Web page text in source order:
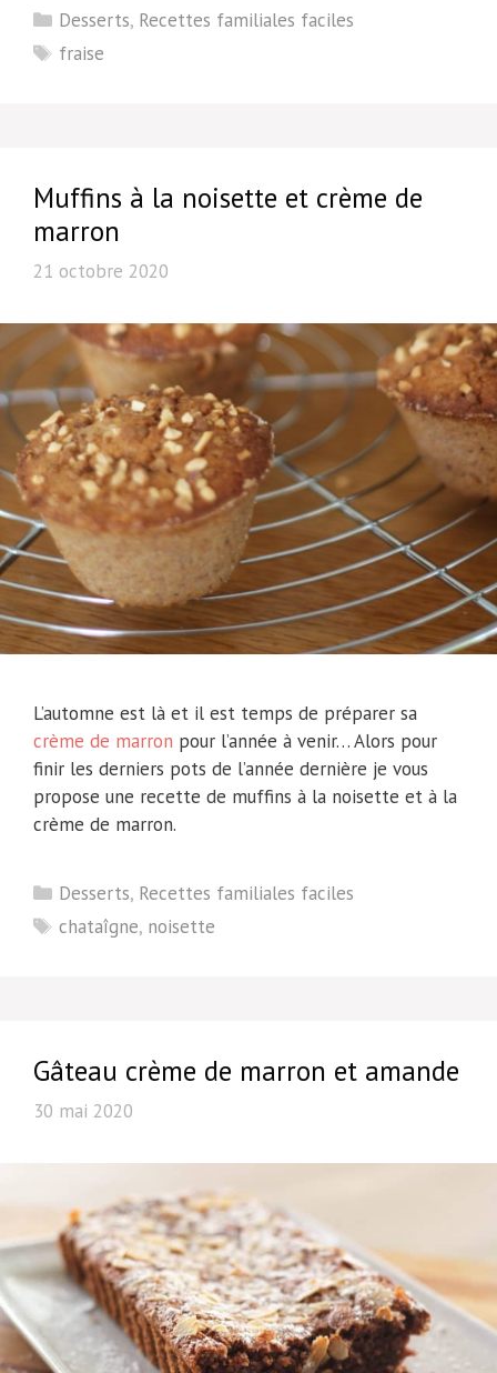
Catégories
Desserts, Recettes familiales faciles
Étiquettes
fraise
Muffins à la noisette et crème de
marron
21 octobre 2020
L’automne est là et il est temps de préparer sa
crème de marron pour l’année à venir… Alors pour
finir les derniers pots de l’année dernière je vous
propose une recette de muffins à la noisette et à la
crème de marron.
Catégories
Desserts, Recettes familiales faciles
Étiquettes
chataîgne, noisette
Gâteau crème de marron et amande
30 mai 2020